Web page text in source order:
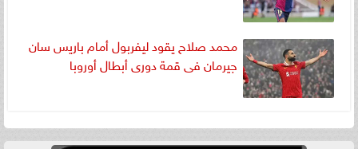
محمد صلاح يقود ليفربول أمام باريس سان
جيرمان فى قمة دورى أبطال أوروبا